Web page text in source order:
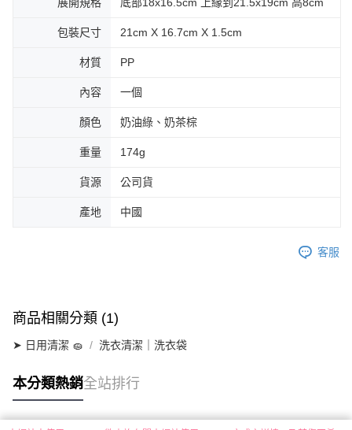
包裝尺寸 21cm X 16.7cm X 1.5cm
材質 PP
內容 一個
顏色 奶油綠、奶茶棕
重量 174g
貨源 公司貨
產地 中國
客服
商品相關分類 (1)
➤ 日用清潔 🧽 洗衣清潔｜洗衣袋
本分類熱銷全站排行